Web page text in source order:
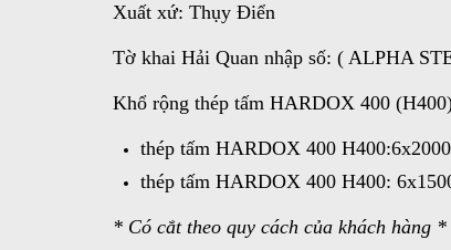
Xuất xứ: Thụy Điển
Tờ khai Hải Quan nhập số: ( ALPHA
Khổ rộng thép tấm HARDOX 400
thép tấm HARDOX 400
thép tấm HARDOX 400 H400:
* Có cắt theo quy cách của khách hàng *